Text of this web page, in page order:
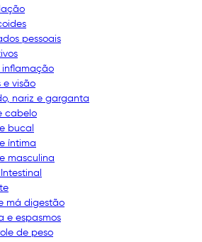
pessoais
inflamação
e visão
nariz e garganta
cabelo
bucal
íntima
masculina
má digestão
e espasmos
de peso